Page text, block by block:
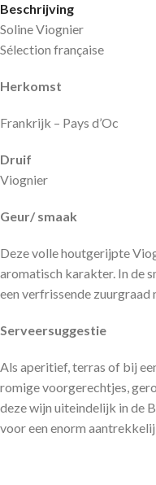
Beschrijving
Soline Viognier
Sélection française
Herkomst
Frankrijk – Pays d’Oc
Druif
Viognier
Geur/ smaak
Deze volle houtgerijpte
aromatisch karakter. In de
een verfrissende zuurgraad
Serveersuggestie
Als aperitief, terras of bij
romige voorgerechtjes,
deze wijn uiteindelijk in de
voor een enorm